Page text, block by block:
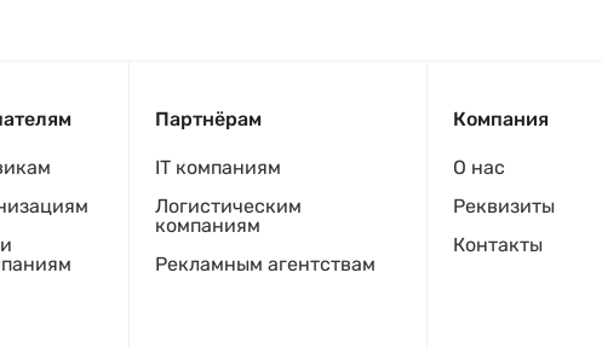
Партнёрам
IT компаниям
Логистическим
компаниям
Рекламным агентствам
Компания
О нас
Реквизиты
Контакты